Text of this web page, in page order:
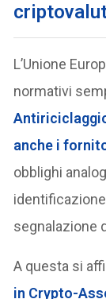
L’Unione
normativi
anche i
obblighi
segnalazione
A questa si
in Crypto-